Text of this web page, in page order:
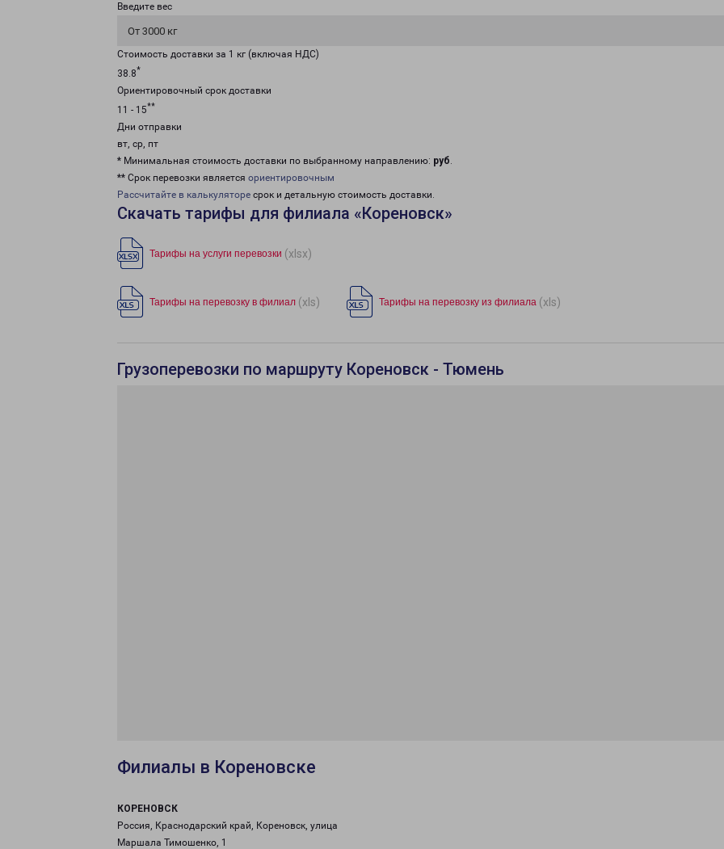
Введите вес
От 3000 кг
Стоимость доставки за 1 кг (включая НДС)
38.8*
Ориентировочный срок доставки
11 - 15**
Дни отправки
вт, ср, пт
* Минимальная стоимость доставки по выбранному направлению: руб.
** Срок перевозки является ориентировочным
Рассчитайте в калькуляторе срок и детальную стоимость доставки.
Скачать тарифы для филиала «Кореновск»
Тарифы на услуги перевозки (xlsx)
Тарифы на перевозку в филиал (xls) Тарифы на перевозку из филиала (xls)
Грузоперевозки по маршруту Кореновск - Тюмень
Филиалы в Кореновске
КОРЕНОВСК
Россия, Краснодарский край, Кореновск, улица
Маршала Тимошенко, 1